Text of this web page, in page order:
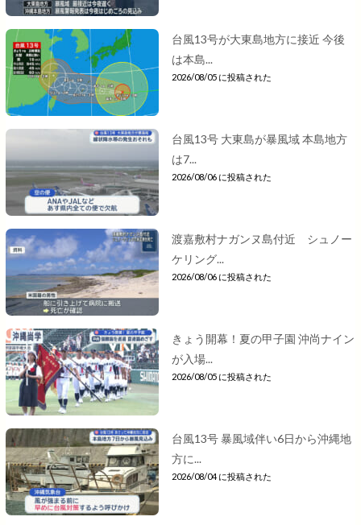
台風13号が大東島地方に接近 今後
は本島...
2026/08/05 に投稿された
台風13号 大東島が暴風域 本島地方
は7...
2026/08/06 に投稿された
渡嘉敷村ナガンヌ島付近 シュノー
ケリング...
2026/08/06 に投稿された
きょう開幕！夏の甲子園 沖尚ナイン
が入場...
2026/08/05 に投稿された
台風13号 暴風域伴い6日から沖縄地
方に...
2026/08/04 に投稿された